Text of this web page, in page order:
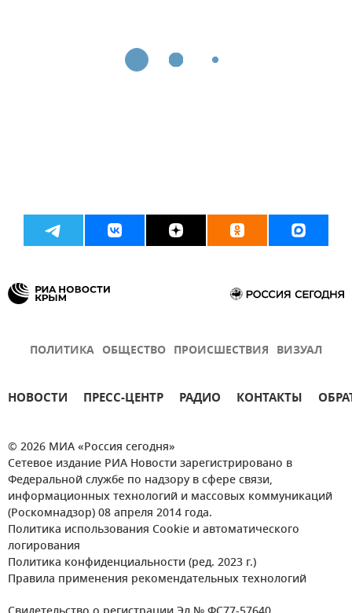
ПОЛИТИКА ОБЩЕСТВО ПРОИСШЕСТВИЯ ВИЗУАЛ
НОВОСТИ ПРЕСС-ЦЕНТР РАДИО КОНТАКТЫ
© 2026 МИА «Россия сегодня»
Сетевое издание РИА Новости зарегистрировано в
Федеральной службе по надзору в сфере связи,
информационных технологий и массовых коммуникаций
(Роскомнадзор) 08 апреля 2014 года.
Политика использования Cookie и автоматического
логирования
Политика конфиденциальности (ред. 2023 г.)
Правила применения рекомендательных технологий